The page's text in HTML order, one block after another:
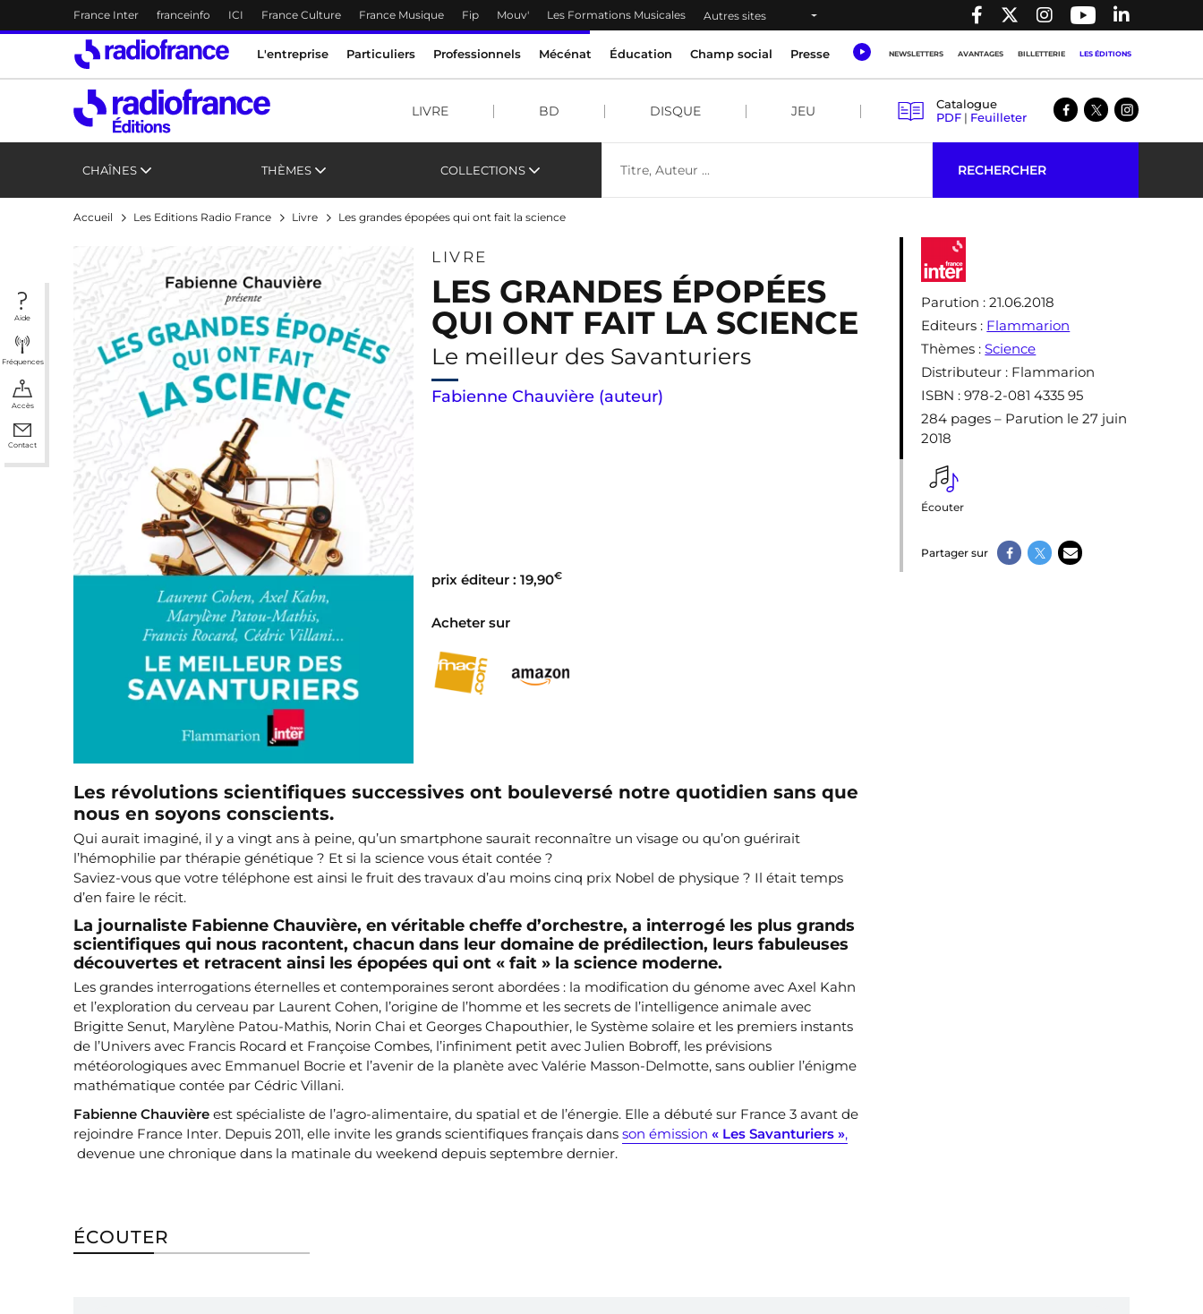
Accès direct :
Menu principal
France Inter franceinfo ICI France Culture France Musique Fip Mouv' Les Formations Musicales Autres sites
Menu principal
L'entreprise Particuliers Professionnels Mécénat Éducation Champ social Presse NEWSLETTERS AVANTAGES BILLETTERIE LES ÉDITIONS
LIVRE BD DISQUE JEU
Catalogue
PDF | Feuilleter
CHAÎNES THÈMES COLLECTIONS RECHERCHER
Aide
Fréquences
Accès
Contact
Accueil Les Editions Radio France Livre Les grandes épopées qui ont fait la science
LIVRE
LES GRANDES ÉPOPÉES
QUI ONT FAIT LA SCIENCE
Le meilleur des Savanturiers
Fabienne Chauvière (auteur)
Parution : 21.06.2018
Editeurs : Flammarion
Thèmes :Science
Distributeur : Flammarion
ISBN : 978-2-081 4335 95
284 pages – Parution le 27 juin
2018
Écouter
Partager sur
prix éditeur : 19,90€
Acheter sur
Les révolutions scientifiques successives ont bouleversé notre quotidien sans que
nous en soyons conscients.
Qui aurait imaginé, il y a vingt ans à peine, qu’un smartphone saurait reconnaître un visage ou qu’on guérirait
l’hémophilie par thérapie génétique ? Et si la science vous était contée ?
Saviez-vous que votre téléphone est ainsi le fruit des travaux d’au moins cinq prix Nobel de physique ? Il était temps
d’en faire le récit.
La journaliste Fabienne Chauvière, en véritable cheffe d’orchestre, a interrogé les plus grands
scientifiques qui nous racontent, chacun dans leur domaine de prédilection, leurs fabuleuses
découvertes et retracent ainsi les épopées qui ont « fait » la science moderne.
Les grandes interrogations éternelles et contemporaines seront abordées : la modification du génome avec Axel Kahn
et l’exploration du cerveau par Laurent Cohen, l’origine de l’homme et les secrets de l’intelligence animale avec
Brigitte Senut, Marylène Patou-Mathis, Norin Chai et Georges Chapouthier, le Système solaire et les premiers instants
de l’Univers avec Francis Rocard et Françoise Combes, l’infiniment petit avec Julien Bobroff, les prévisions
météorologiques avec Emmanuel Bocrie et l’avenir de la planète avec Valérie Masson-Delmotte, sans oublier l’énigme
mathématique contée par Cédric Villani.
Fabienne Chauvière est spécialiste de l’agro-alimentaire, du spatial et de l’énergie. Elle a débuté sur France 3 avant de
rejoindre France Inter. Depuis 2011, elle invite les grands scientifiques français dans son émission « Les Savanturiers »,
devenue une chronique dans la matinale du weekend depuis septembre dernier.
ÉCOUTER